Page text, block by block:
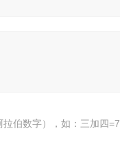
伯数字），如：三加四=7